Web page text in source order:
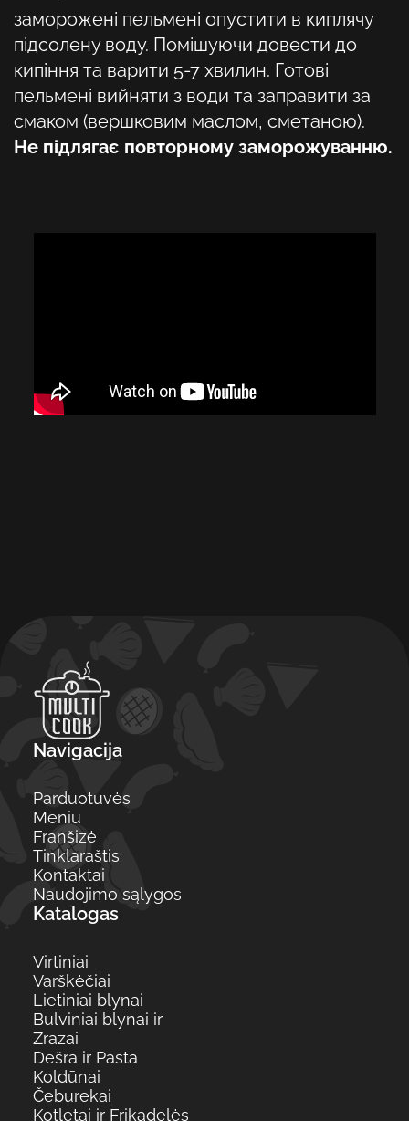
заморожені пельмені опустити в киплячу
підсолену воду. Помішуючи довести до
кипіння та варити 5-7 хвилин. Готові
пельмені вийняти з води та заправити за
смаком (вершковим маслом, сметаною).
Не підлягає повторному заморожуванню.
Navigacija
Parduotuvės
Meniu
Franšizė
Tinklaraštis
Kontaktai
Naudojimo sąlygos
Katalogas
Virtiniai
Varškėčiai
Lietiniai blynai
Bulviniai blynai ir
Zrazai
Dešra ir Pasta
Koldūnai
Čeburekai
Kotletai ir Frikadelės